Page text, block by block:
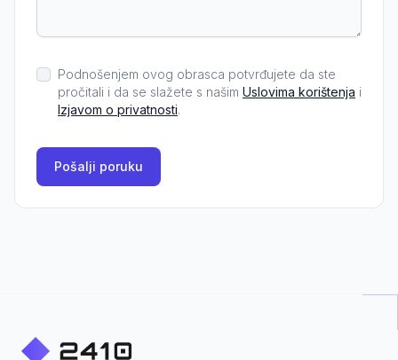
Podnošenjem ovog obrasca potvrđujete da ste
pročitali i da se slažete s našim Uslovima korištenja i
Izjavom o privatnosti.
Pošalji poruku